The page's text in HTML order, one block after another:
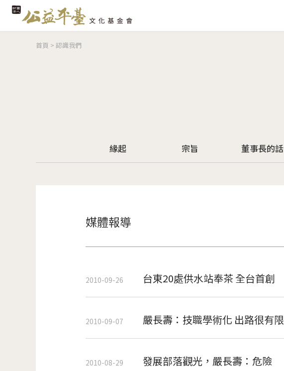
您在這裡
首頁 > 認識我們
緣起 宗旨 董事長的話
媒體報導
2010-09-26 台東20處供水站奉茶 全台首創
2010-09-07 嚴長壽：技職學術化 出路很有限
2010-08-29 發展部落觀光，嚴長壽：危險